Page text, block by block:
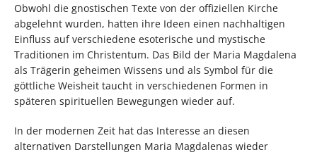
Obwohl die gnostischen Texte von der offiziellen Kirche
abgelehnt wurden, hatten ihre Ideen einen nachhaltigen
Einfluss auf verschiedene esoterische und mystische
Traditionen im Christentum. Das Bild der Maria Magdalena
als Trägerin geheimen Wissens und als Symbol für die
göttliche Weisheit taucht in verschiedenen Formen in
späteren spirituellen Bewegungen wieder auf.
In der modernen Zeit hat das Interesse an diesen
alternativen Darstellungen Maria Magdalenas wieder